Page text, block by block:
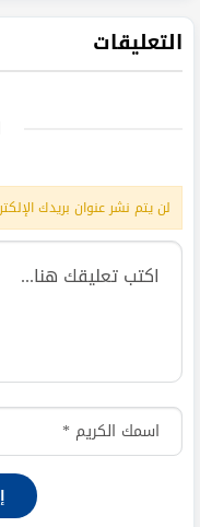
التعليقات
لن يتم نشر عنوان بريدك